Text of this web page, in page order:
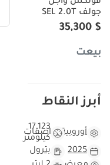
فولكس واجن
جولف SEL 2.0T
$ 35,300
بيعت
أبرز النقاط
أوروبيةمواصفات
17,123
كيلومتر
2025
بترول